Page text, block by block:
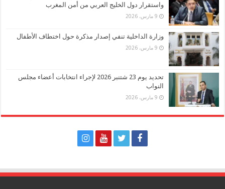
واستقرار دول الخليج العربي من أمن المغرب
9 مارس، 2026
وزارة الداخلية تنفي إصدار مذكرة حول اختطاف الأطفال
9 مارس، 2026
تحديد يوم 23 شتنبر 2026 لإجراء انتخابات أعضاء مجلس
النواب
9 مارس، 2026